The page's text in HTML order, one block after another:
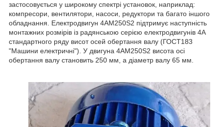
застосовується у широкому спектрі установок, наприклад:
компресори, вентилятори, насоси, редуктори та багато іншого
обладнання. Електродвигун 4АМ250S2 підтримує наступність
монтажних розмірів із радянською серією електродвигунів 4А
стандартного ряду висот осей обертання валу (ГОСТ183
"Машини електричні"). У двигуна 4АМ250S2 висота осі
обертання валу становить 250 мм, а діаметр валу 65 мм.